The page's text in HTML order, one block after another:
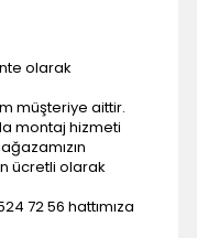
olarak
müşteriye aittir.
montaj hizmeti
ücretli olarak
72 56 hattımıza